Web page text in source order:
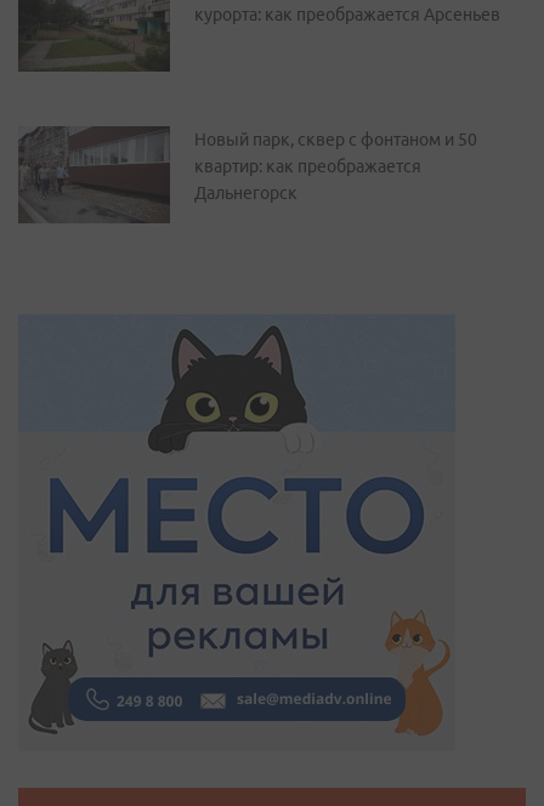
курорта: как преображается Арсеньев
Новый парк, сквер с фонтаном и 50
квартир: как преображается
Дальнегорск